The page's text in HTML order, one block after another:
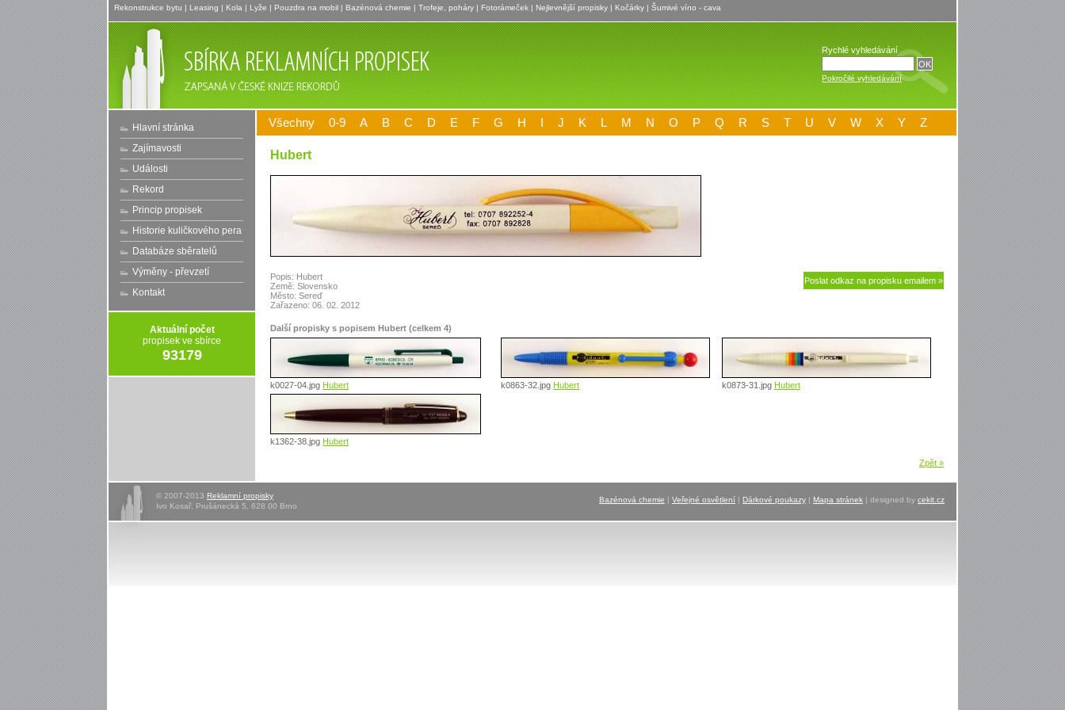
Rekonstrukce bytu | Leasing | Kola | Lyže | Pouzdra na mobil | Bazénová chemie | Trofeje, poháry | Fotorámeček | Nejlevnější propisky | Kočárky | Šumivé víno - cava
Rychlé vyhledávání
Pokročilé vyhledávání
Hlavní stránka
Zajímavosti
Události
Rekord
Princip propisek
Historie kuličkového pera
Databáze sběratelů
Výměny - převzetí
Kontakt
Aktuální počet
propisek ve sbírce
93179
Všechny 0-9 A B C D E F G H J K L M N O P Q R S T U V W X Y Z
Hubert
Popis: Hubert
Země: Slovensko
Město: Sereď
Zařazeno: 06. 02. 2012
Další propisky s popisem Hubert (celkem 4)
k0027-04.jpg Hubert k0863-32.jpg Hubert k0873-31.jpg Hubert
k1362-38.jpg Hubert
Zpět »
© 2007-2013 Reklamní propisky
Ivo Kosař, Prušánecká 5, 628 00 Brno
Bazénová chemie | Veřejné osvětlení | Dárkové poukazy | Mapa stránek | designed by cekit.cz